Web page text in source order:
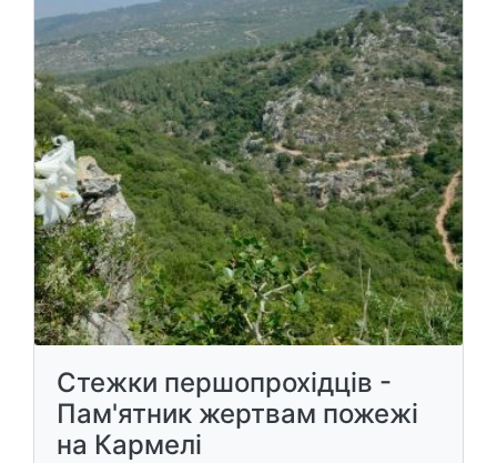
Стежки першопрохідців -
Пам'ятник жертвам пожежі
на Кармелі